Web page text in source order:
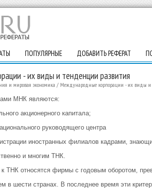
ПОПУЛЯРНЫЕ ДОБАВИТЬ РЕФЕРАТ
- их виды и тенденции развития
и мировая экономика / Международные корпорации - их виды и
МНК являются:
акционерного капитала;
руководящего центра
иностранных филиалов кадрами,
и многим ТНК.
ТНК относятся фирмы с годовым оборотом,
в шести странах. В последнее время эти